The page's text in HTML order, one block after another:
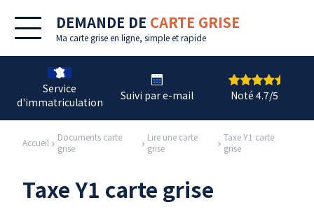
DEMANDE DE CARTE GRISE
Ma carte grise en ligne, simple et rapide
Service
d'immatriculation
Suivi par e-mail Noté 4.7/5
Accueil
Documents carte
grise
Lire une carte
grise
Taxe Y1 carte
grise
Taxe Y1 carte grise